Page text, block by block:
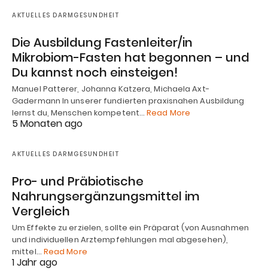
AKTUELLES DARMGESUNDHEIT
Die Ausbildung Fastenleiter/in
Mikrobiom-Fasten hat begonnen – und
Du kannst noch einsteigen!
Manuel Patterer, Johanna Katzera, Michaela Axt-
Gadermann In unserer fundierten praxisnahen Ausbildung
lernst du, Menschen kompetent…Read More
5 Monaten ago
AKTUELLES DARMGESUNDHEIT
Pro- und Präbiotische
Nahrungsergänzungsmittel im
Vergleich
Um Effekte zu erzielen, sollte ein Präparat (von Ausnahmen
und individuellen Arztempfehlungen mal abgesehen),
mittel… Read More
1 Jahr ago